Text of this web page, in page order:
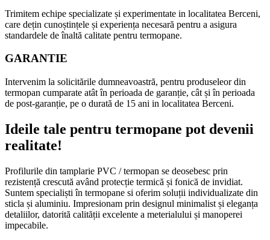
Trimitem echipe specializate și experimentate in localitatea Berceni,
care dețin cunoștințele și experiența necesară pentru a asigura
standardele de înaltă calitate pentru termopane.
GARANTIE
Intervenim la solicitările dumneavoastră, pentru produseleor din
termopan cumparate atât în perioada de garanție, cât și în perioada
de post-garanție, pe o durată de 15 ani in localitatea Berceni.
Ideile tale pentru termopane pot devenii
realitate!
Profilurile din tamplarie PVC / termopan se deosebesc prin
rezistență crescută având protecție termică și fonică de invidiat.
Suntem specialiști în termopane si oferim soluții individualizate din
sticla și aluminiu. Impresionam prin designul minimalist și eleganța
detaliilor, datorită calității excelente a meterialului și manoperei
impecabile.